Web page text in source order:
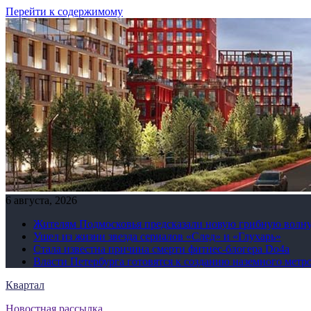
Перейти к содержимому
6 августа, 2026
Жителям Подмосковья предсказали новую грибную
Ушел из жизни звезда сериалов «След» и «Глухарь»
Стала известна причина смерти фитнес-блогера Do4а
Власти Петербурга готовятся к созданию наземного
Квартал
Новостная рассылка